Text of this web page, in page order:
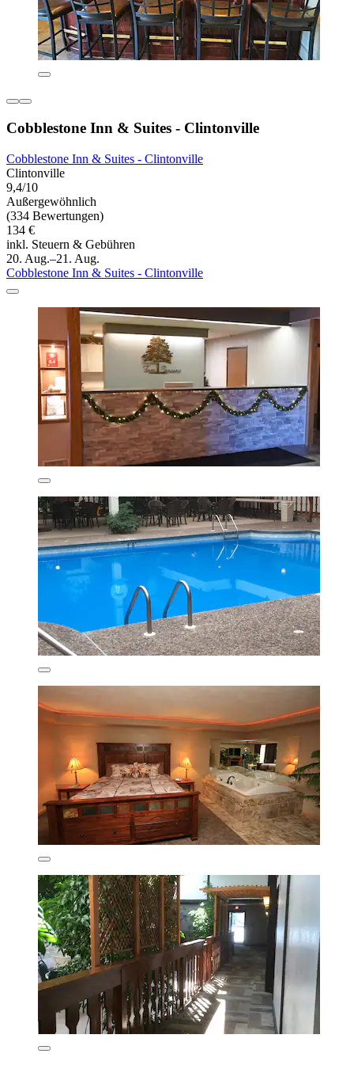
Cobblestone Inn & Suites - Clintonville
Cobblestone Inn & Suites - Clintonville
Clintonville
9,4/10
Außergewöhnlich
(334 Bewertungen)
134 €
inkl. Steuern & Gebühren
20. Aug.–21. Aug.
Cobblestone Inn & Suites - Clintonville